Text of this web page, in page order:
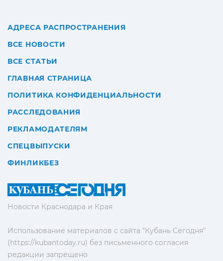
Новости Краснодара и Края
Использование материалов с сайта "Кубань Сегодня"
(https://kubantoday.ru) без письменного согласия
редакции запрещено
АДРЕСА РАСПРОСТРАНЕНИЯ
ВСЕ НОВОСТИ
ВСЕ СТАТЬИ
ГЛАВНАЯ СТРАНИЦА
ПОЛИТИКА КОНФИДЕНЦИАЛЬНОСТИ
РАССЛЕДОВАНИЯ
РЕКЛАМОДАТЕЛЯМ
СПЕЦВЫПУСКИ
ФИНЛИКБЕЗ